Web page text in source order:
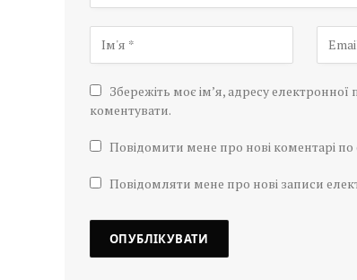
Збережіть моє ім’я, адресу
коментувати.
Повідомити мене про нові коментарі по
Повідомляти мене про нові записи